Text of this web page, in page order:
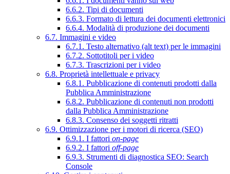
6.6.2. Tipi di documenti
6.6.3. Formato di lettura dei documenti elettronici
6.6.4. Modalità di produzione dei documenti
6.7. Immagini e video
6.7.1. Testo alternativo (alt text) per le immagini
6.7.2. Sottotitoli per i video
6.7.3. Trascrizioni per i video
6.8. Proprietà intellettuale e privacy
6.8.1. Pubblicazione di contenuti prodotti dalla
Pubblica Amministrazione
6.8.2. Pubblicazione di contenuti non prodotti
dalla Pubblica Amministrazione
6.8.3. Consenso dei soggetti ritratti
6.9. Ottimizzazione per i motori di ricerca (SEO)
6.9.1. I fattori on-page
6.9.2. I fattori off-page
6.9.3. Strumenti di diagnostica SEO: Search
Console